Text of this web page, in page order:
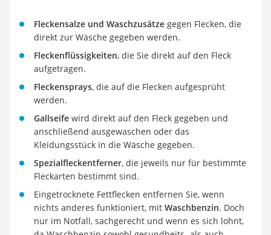
Fleckensalze und Waschzusätze gegen Flecken, die
direkt zur Wäsche gegeben werden.
Fleckenflüssigkeiten, die Sie direkt auf den Fleck
aufgetragen.
Fleckensprays, die auf die Flecken aufgesprüht
werden.
Gallseife wird direkt auf den Fleck gegeben und
anschließend ausgewaschen oder das
Kleidungsstück in die Wäsche gegeben.
Spezialfleckentferner, die jeweils nur für bestimmte
Fleckarten bestimmt sind.
Eingetrocknete Fettflecken entfernen Sie, wenn
nichts anderes funktioniert, mit Waschbenzin. Doch
nur im Notfall, sachgerecht und wenn es sich lohnt,